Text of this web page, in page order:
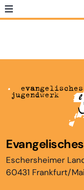
Eschersheimer
60431 Frankfurt/